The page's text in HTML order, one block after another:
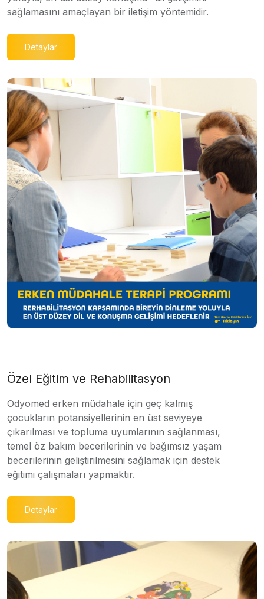
sağlamasını amaçlayan bir iletişim yöntemidir.
Detaylar
Özel Eğitim ve Rehabilitasyon
Odyomed erken müdahale için geç kalmış
çocukların potansiyellerinin en üst seviyeye
çıkarılması ve topluma uyumlarının sağlanması,
temel öz bakım becerilerinin ve bağımsız yaşam
becerilerinin geliştirilmesini sağlamak için destek
eğitimi çalışmaları yapmaktır.
Detaylar